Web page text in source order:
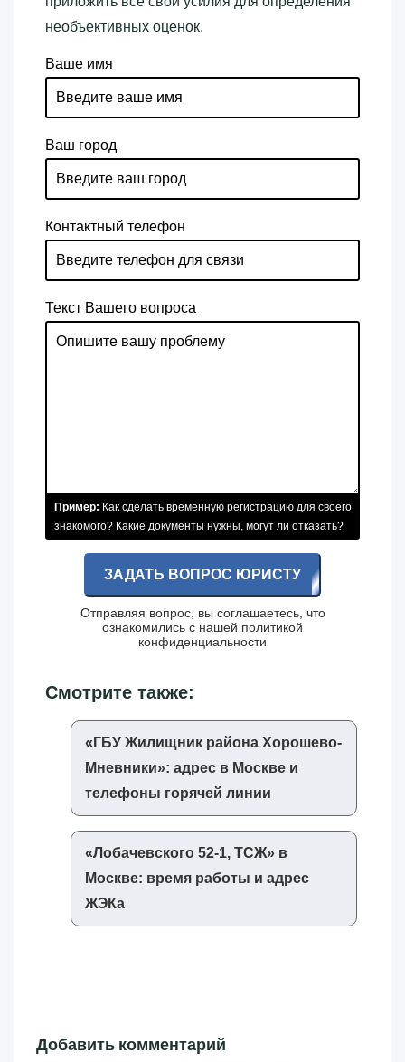
необъективных оценок.
Ваше имя
Ваш город
Контактный телефон
Текст Вашего вопроса
Пример: Как сделать временную регистрацию для своего
знакомого? Какие документы нужны, могут ли отказать?
ЗАДАТЬ ВОПРОС ЮРИСТУ
Отправляя вопрос, вы соглашаетесь, что
ознакомились с нашей политикой
конфиденциальности
Смотрите также:
«‎ГБУ Жилищник района Хорошево-
Мневники»‎: адрес в Москве и
телефоны горячей линии
«‎Лобачевского 52-1, ТСЖ»‎ в
Москве: время работы и адрес
ЖЭКа
Добавить комментарий